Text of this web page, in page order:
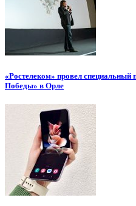
«Ростелеком» провел
Победы» в Орле